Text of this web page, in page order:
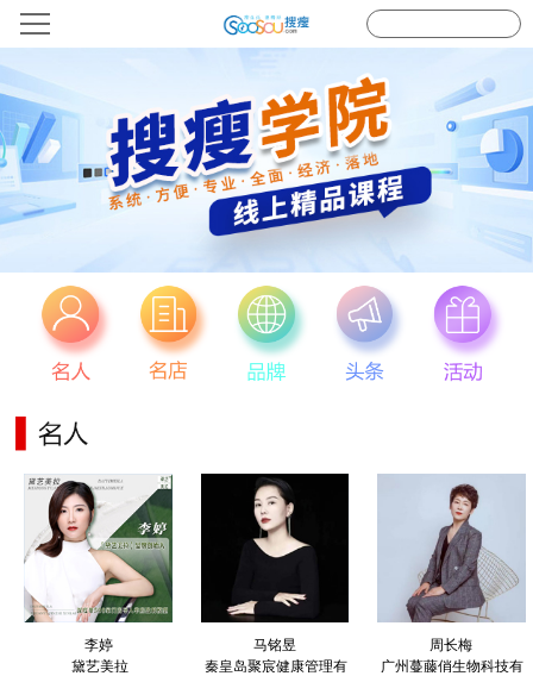
李婷
黛艺美拉
马铭昱
秦皇岛聚宸健康管理有
周长梅
广州蔓藤俏生物科技有